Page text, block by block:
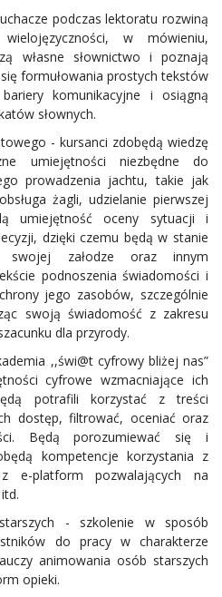
podczas lektoratu rozwiną
w mówieniu,
własne słownictwo i poznają
formułowania prostych tekstów
komunikacyjne i osiągną
słownych.
- kursanci zdobędą wiedzę
umiejętności niezbędne do
prowadzenia jachtu, takie jak
żagli, udzielanie pierwszej
umiejętność oceny sytuacji i
dzięki czemu będą w stanie
swojej załodze oraz innym
podnoszenia świadomości i
jego zasobów, szczególnie
swoją świadomość z zakresu
dla przyrody.
,,świ@t cyfrowy bliżej nas”
cyfrowe wzmacniające ich
potrafili korzystać z treści
dostęp, filtrować, oceniać oraz
Będą porozumiewać się i
kompetencje korzystania z
e-platform pozwalających na
- szkolenie w sposób
do pracy w charakterze
animowania osób starszych
opieki.